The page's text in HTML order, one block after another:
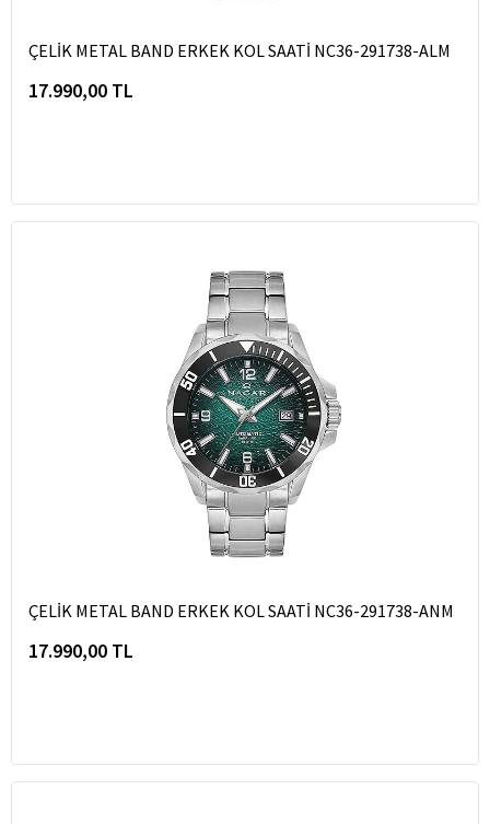
ÇELİK METAL BAND ERKEK KOL SAATİ NC36-291738-ALM
17.990,00 TL
ÇELİK METAL BAND ERKEK KOL SAATİ NC36-291738-ANM
17.990,00 TL